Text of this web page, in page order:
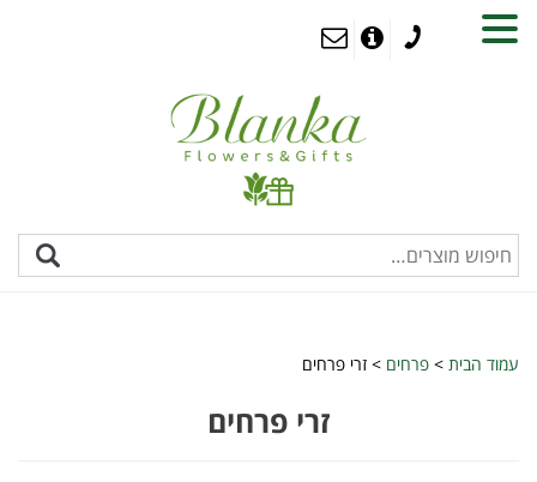
עמוד הבית > פרחים > זרי פרחים
זרי פרחים